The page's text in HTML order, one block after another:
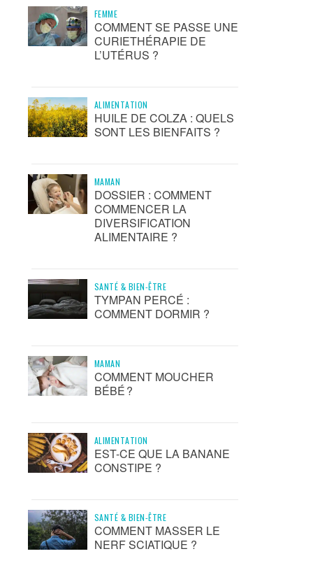
FEMME
COMMENT SE PASSE UNE
CURIETHÉRAPIE DE
L’UTÉRUS ?
ALIMENTATION
HUILE DE COLZA : QUELS
SONT LES BIENFAITS ?
MAMAN
DOSSIER : COMMENT
COMMENCER LA
DIVERSIFICATION
ALIMENTAIRE ?
SANTÉ & BIEN-ÊTRE
TYMPAN PERCÉ :
COMMENT DORMIR ?
MAMAN
COMMENT MOUCHER
BÉBÉ ?
ALIMENTATION
EST-CE QUE LA BANANE
CONSTIPE ?
SANTÉ & BIEN-ÊTRE
COMMENT MASSER LE
NERF SCIATIQUE ?